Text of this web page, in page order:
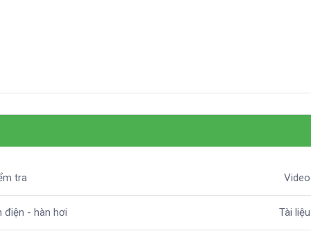
tra Video
điện - hàn hơi Tài liệu